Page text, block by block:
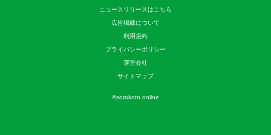
ニュースリリースはこちら
広告掲載について
利用規約
プライバシーポリシー
運営会社
サイトマップ
©sotokoto online